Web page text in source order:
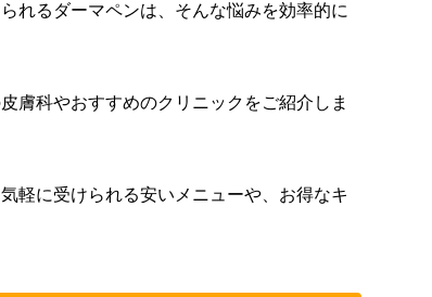
れるダーマペンは、そんな悩みを効率的に
膚科やおすすめのクリニックをご紹介しま
軽に受けられる安いメニューや、お得なキ